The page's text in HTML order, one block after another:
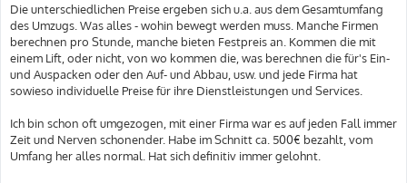
i
t
r
a
g
Die unterschiedlichen Preise ergeben sich u.a. aus dem Gesamtumfang
des Umzugs. Was alles - wohin bewegt werden muss. Manche Firmen
berechnen pro Stunde, manche bieten Festpreis an. Kommen die mit
einem Lift, oder nicht, von wo kommen die, was berechnen die für's Ein-
und Auspacken oder den Auf- und Abbau, usw. und jede Firma hat
sowieso individuelle Preise für ihre Dienstleistungen und Services.
Ich bin schon oft umgezogen, mit einer Firma war es auf jeden Fall immer
Zeit und Nerven schonender. Habe im Schnitt ca. 500€ bezahlt, vom
Umfang her alles normal. Hat sich definitiv immer gelohnt.